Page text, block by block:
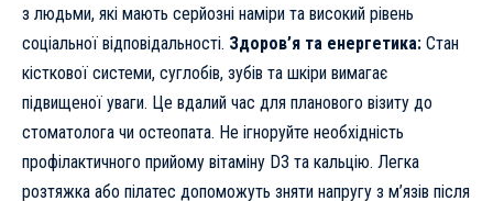
з людьми, які мають серйозні наміри та високий рівень
соціальної відповідальності. Здоров’я та енергетика: Стан
кісткової системи, суглобів, зубів та шкіри вимагає
підвищеної уваги. Це вдалий час для планового візиту до
стоматолога чи остеопата. Не ігноруйте необхідність
профілактичного прийому вітаміну D3 та кальцію. Легка
розтяжка або пілатес допоможуть зняти напругу з м’язів після